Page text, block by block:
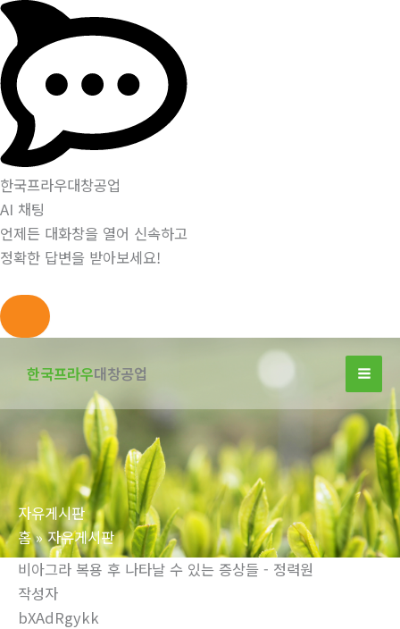
한국프라우대창공업
AI 채팅
언제든 대화창을 열어 신속하고
정확한 답변을 받아보세요!
너
뛰
기
한국프라우대창공업
자유게시판
홈
자유게시판
비아그라 복용 후 나타날 수 있는 증상들 - 정력원
작성자
bXAdRgykk